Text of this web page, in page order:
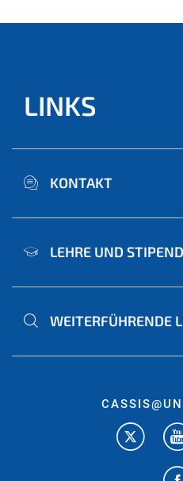
LINKS
KONTAKT
LEHRE UND
WEITERFÜHRENDE